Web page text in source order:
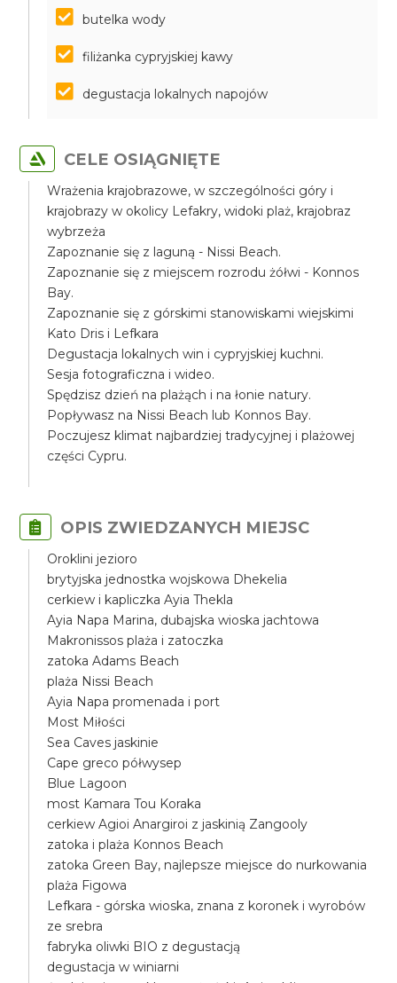
butelka wody
filiżanka cypryjskiej kawy
degustacja lokalnych napojów
CELE OSIĄGNIĘTE
Wrażenia krajobrazowe, w szczególności góry i
krajobrazy w okolicy Lefakry, widoki plaż, krajobraz
wybrzeża
Zapoznanie się z laguną - Nissi Beach.
Zapoznanie się z miejscem rozrodu żółwi - Konnos
Bay.
Zapoznanie się z górskimi stanowiskami wiejskimi
Kato Dris i Lefkara
Degustacja lokalnych win i cypryjskiej kuchni.
Sesja fotograficzna i wideo.
Spędzisz dzień na plażąch i na łonie natury.
Popływasz na Nissi Beach lub Konnos Bay.
Poczujesz klimat najbardziej tradycyjnej i plażowej
części Cypru.
OPIS ZWIEDZANYCH MIEJSC
Oroklini jezioro
brytyjska jednostka wojskowa Dhekelia
cerkiew i kapliczka Ayia Thekla
Ayia Napa Marina, dubajska wioska jachtowa
Makronissos plaża i zatoczka
zatoka Adams Beach
plaża Nissi Beach
Ayia Napa promenada i port
Most Miłości
Sea Caves jaskinie
Cape greco półwysep
Blue Lagoon
most Kamara Tou Koraka
cerkiew Agioi Anargiroi z jaskinią Zangooly
zatoka i plaża Konnos Beach
zatoka Green Bay, najlepsze miejsce do nurkowania
plaża Figowa
Lefkara - górska wioska, znana z koronek i wyrobów
ze srebra
fabryka oliwki BIO z degustacją
degustacja w winiarni